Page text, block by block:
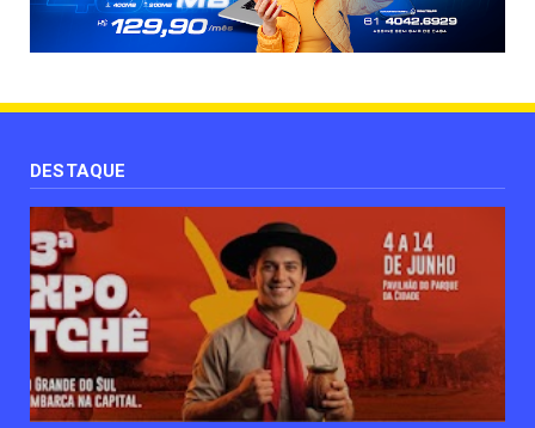
UNCATEGORIZED
Paisagismo valoriza imóvel e atrai clientes
UNCATEGORIZED
June 12, 2023
UNCATEGORIZED
Empresas apostam em iniciativas de
felicidade corporativa pa...
June 09, 2023
UNCATEGORIZED
Lawtech gaúcha ajuda advogados a
organizarem sua vida financ...
DESTAQUE